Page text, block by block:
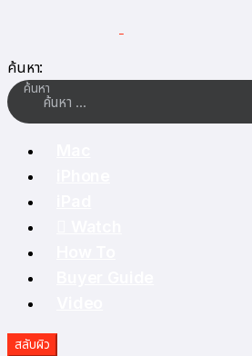
ค้นหา:
ค้นหา
สลับผิว